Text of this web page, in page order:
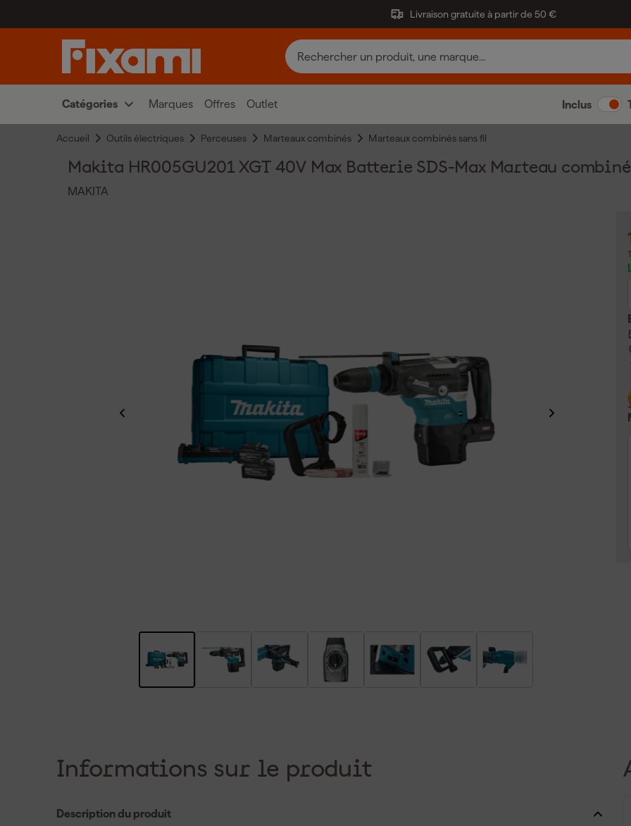
Livraison gratuite à partir de 50 €
Catégories Marques Offres Outlet Inclus
Accueil Outils électriques Perceuses Marteaux combinés Marteaux combinés sans fil
Makita HR005GU201 XGT 40V Max Batterie SDS-Max Marteau
MAKITA
Informations sur le produit
Description du produit